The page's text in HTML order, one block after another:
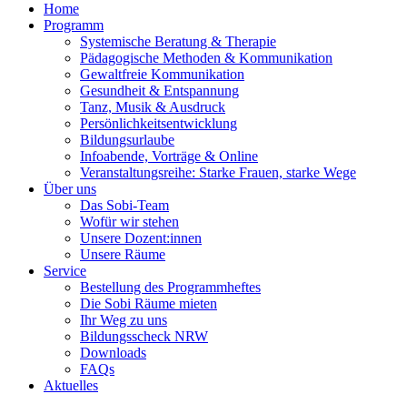
Home
Programm
Systemische Beratung & Therapie
Pädagogische Methoden & Kommunikation
Gewaltfreie Kommunikation
Gesundheit & Entspannung
Tanz, Musik & Ausdruck
Persönlichkeitsentwicklung
Bildungsurlaube
Infoabende, Vorträge & Online
Veranstaltungsreihe: Starke Frauen, starke Wege
Über uns
Das Sobi-Team
Wofür wir stehen
Unsere Dozent:innen
Unsere Räume
Service
Bestellung des Programmheftes
Die Sobi Räume mieten
Ihr Weg zu uns
Bildungsscheck NRW
Downloads
FAQs
Aktuelles